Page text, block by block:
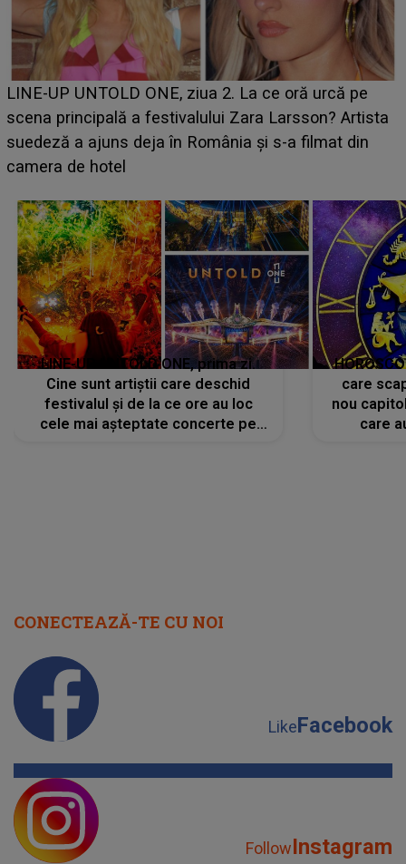
Ce a dezvăluit noua concurentă din "Casa Iubirii" l-a
luat prin surprindere pe Emanuel. CINE ESTE
BĂIATUL VIZAT de Alexandra?! Aflându-se în fața
faptului împlinit, A RECUNOSCUT IMEDIAT: "Am
LINE-UP UNTOLD ONE, prima zi.
Cine sunt artiștii care deschid
festivalul și de la ce ore au loc
cele mai așteptate concerte pe
care
nou
care
CONECTEAZĂ-TE CU NOI
LikeFacebook
FollowInstagram